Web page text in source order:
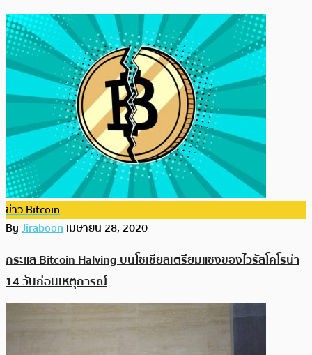
ข่าว Bitcoin
ByJiraboonเมษายน 28, 2020
กระแส Bitcoin Halving บนโซเชียลเตรียมแซงของไวรัสโคโรน่า
14 วันก่อนเหตุการณ์